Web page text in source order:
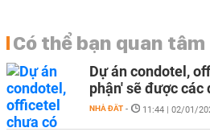
Có thể bạn quan tâm
Dự án condotel,
phận' sẽ được
NHÀ ĐẤT - 11:44 | 02/01/